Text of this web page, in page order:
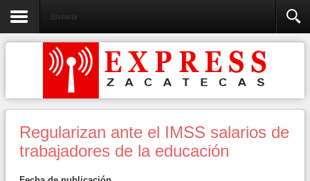
Educación
Regularizan ante el IMSS salarios de
trabajadores de la educación